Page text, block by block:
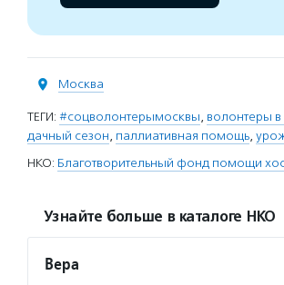
Москва
ТЕГИ: #соцволонтерымосквы, волонтеры
дачный сезон, паллиативная помощь,
НКО: Благотворительный фонд помощи
Узнайте больше в каталоге НКО
Вера